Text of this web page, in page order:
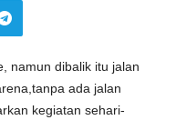
namun dibalik itu jalan
ada jalan
kegiatan sehari-